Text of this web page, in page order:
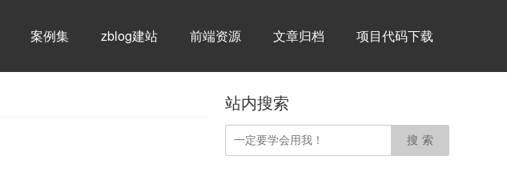
案例集 zblog建站 前端资源 文章归档 项目代码下载
站内搜索